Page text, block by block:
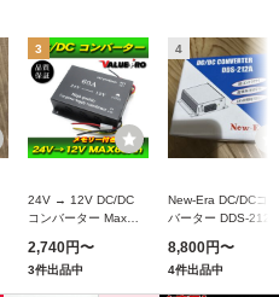
3
24V → 12V DC/DC
コンバーター Max
モリー バックアップ
トラック 変圧器
2,740円〜
3件出品中
4
New-Era DC/DCコン
バーター DDS-212A
8,800円〜
4件出品中